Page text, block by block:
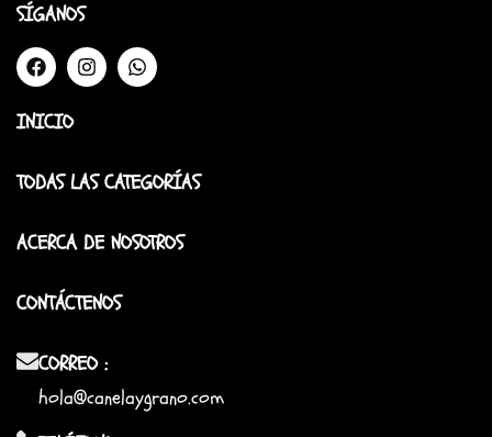
SÍGANOS
INICIO
TODAS LAS CATEGORÍAS
ACERCA DE NOSOTROS
CONTÁCTENOS
CORREO :
hola@canelaygrano.com